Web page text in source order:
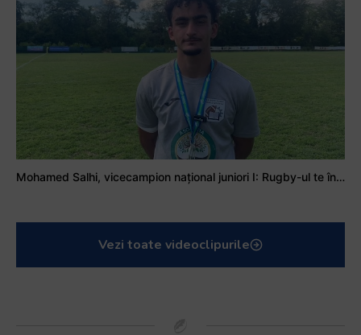
Mohamed Salhi, vicecampion național juniori I: Rugby-ul te învață să accepți și înfrângerile
Vezi toate videoclipurile